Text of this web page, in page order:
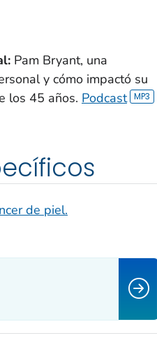
Pam Bryant, una
y cómo impactó su
los 45 años. Podcast
de piel.